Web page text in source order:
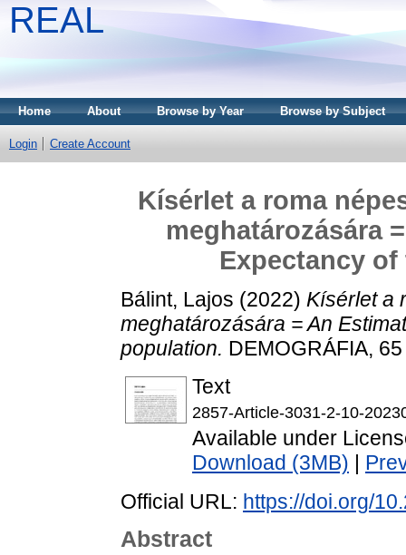
REAL
Home About Browse by Year Browse by Subject
Login Create Account
Kísérlet a roma
meghatározására
Expectancy
Bálint, Lajos (2022) Kísérlet a
meghatározására = An
population. DEMOGRÁFIA,
Text
2857-Article-3031-2-10-
Available under
Download (3MB)
Official URL: https://doi.org/
Abstract